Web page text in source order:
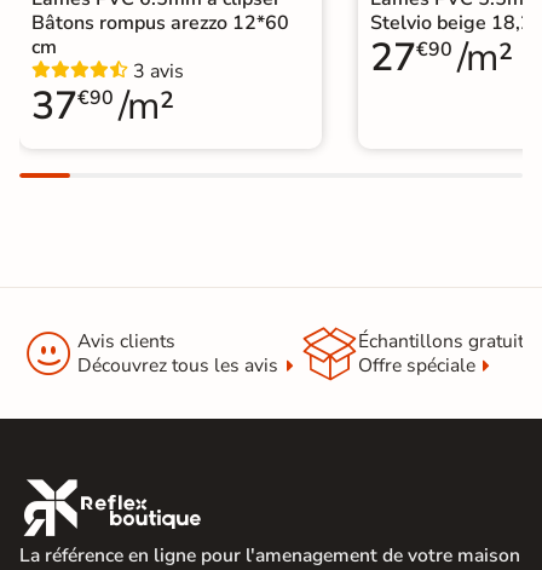
Origine
Sous-couche
intégrée
Format Simplifié
Bâtons rompus arezzo 12*60
cm
3 avis
37€90 /m²
Stelvio beige
27€90 /m²
 Avis clients
Découvrez tous les avis
Échantillons gratuit
Offre spéciale

La référence en ligne pour l'amenagement de votre maison